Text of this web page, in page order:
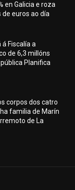
en Galicia e roza
euros ao día
á Fiscalía a
de 6,3 millóns
Planifica
corpos dos catro
familia de Marín
de La